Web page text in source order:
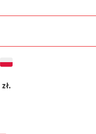
zł.